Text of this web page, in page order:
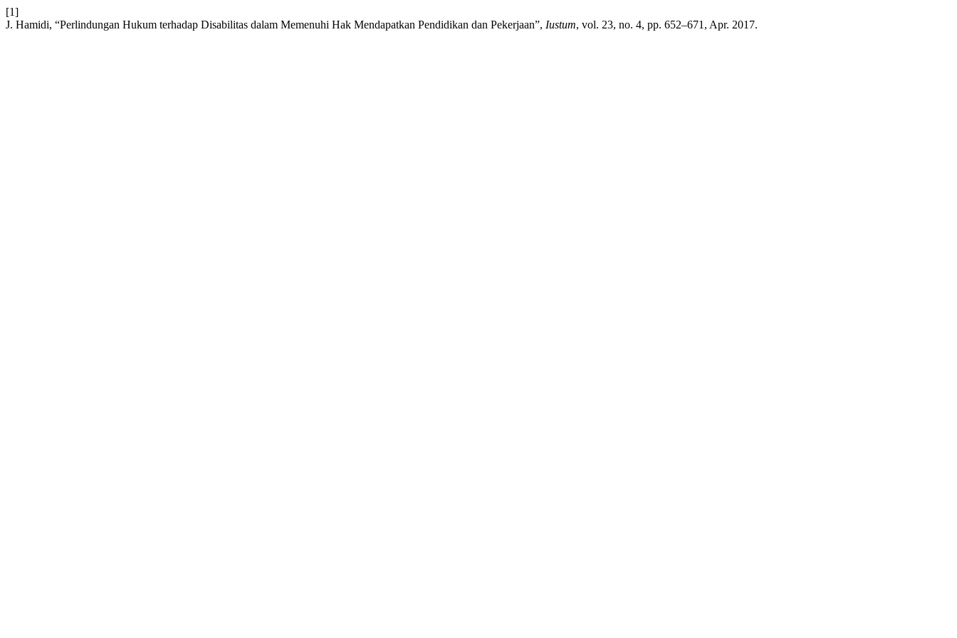
[1]
J. Hamidi, “Perlindungan Hukum terhadap Disabilitas dalam Memenuhi Hak Mendapatkan Pendidikan dan Pekerjaan”, Iustum, vol. 23, no. 4, pp. 652–671, Apr. 2017.